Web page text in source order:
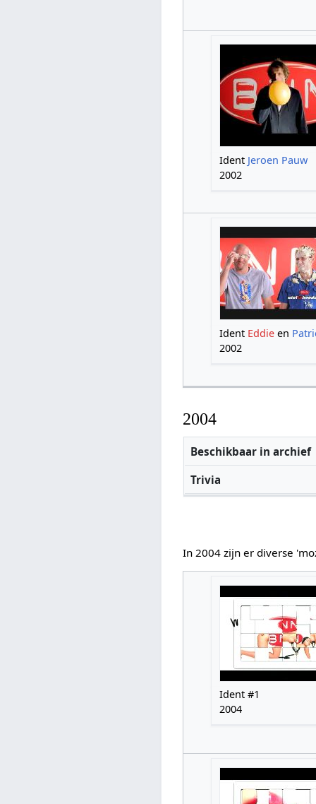
Ident Jeroen Pauw
2002
Ident Eddieen
2002
2004
Beschikbaar in archief
Trivia
In 2004 zijn er diverse
Ident #1
2004